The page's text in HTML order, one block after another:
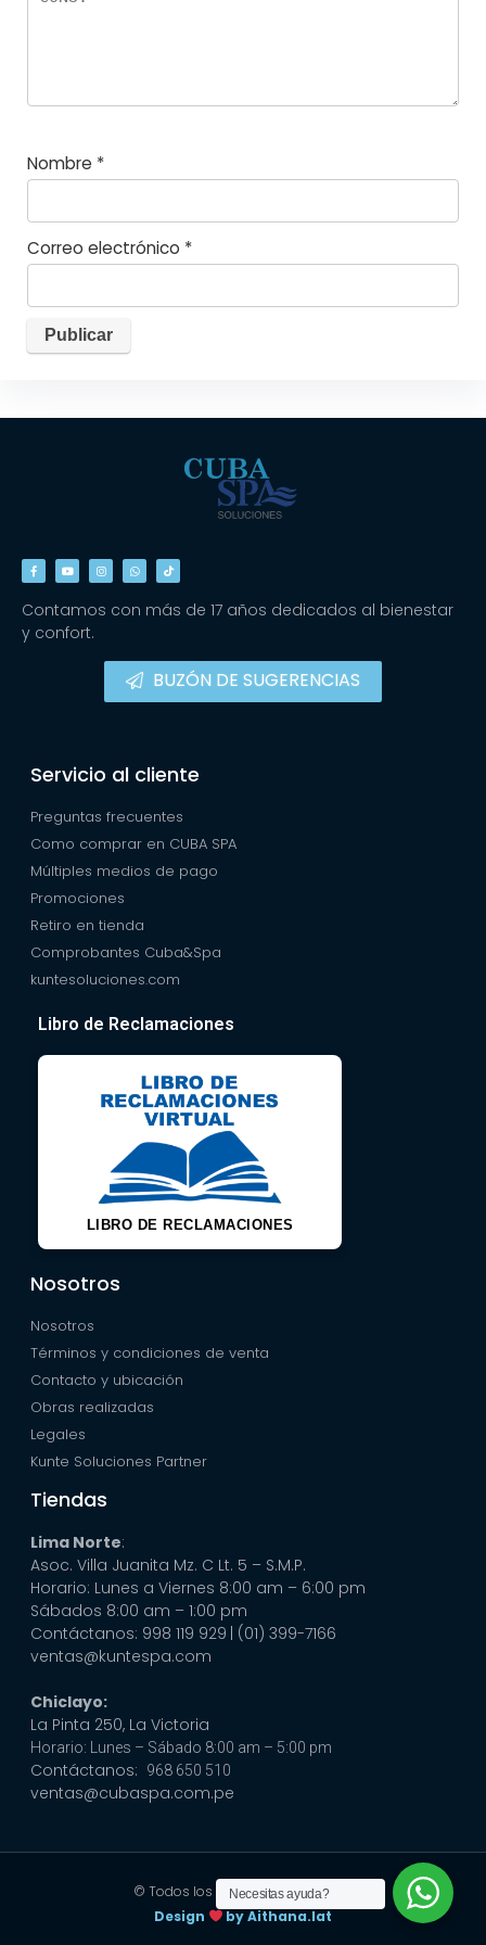
Nombre *
Correo electrónico *
Contamos con más de 17 años dedicados al bienestar
y confort.
BUZÓN DE SUGERENCIAS
Servicio al cliente
Preguntas frecuentes
Como comprar en CUBA SPA
Múltiples medios de pago
Promociones
Retiro en tienda
Comprobantes Cuba&Spa
kuntesoluciones.com
Libro de Reclamaciones
LIBRO DE RECLAMACIONES
Nosotros
Nosotros
Términos y condiciones de venta
Contacto y ubicación
Obras realizadas
Legales
Kunte Soluciones Partner
Tiendas
Lima Norte:
Asoc. Villa Juanita Mz. C Lt. 5 – S.M.P.
Horario: Lunes a Viernes 8:00 am – 6:00 pm
Sábados 8:00 am – 1:00 pm
Contáctanos: 998 119 929 | (01) 399-7166
ventas@kuntespa.com
Chiclayo:
La Pinta 250, La Victoria
Horario: Lunes – Sábado 8:00 am – 5:00 pm
Contáctanos: 968 650 510
ventas@cubaspa.com.pe
© Todos los derechos reservados
Design
by Aithana.lat
Necesitas ayuda?